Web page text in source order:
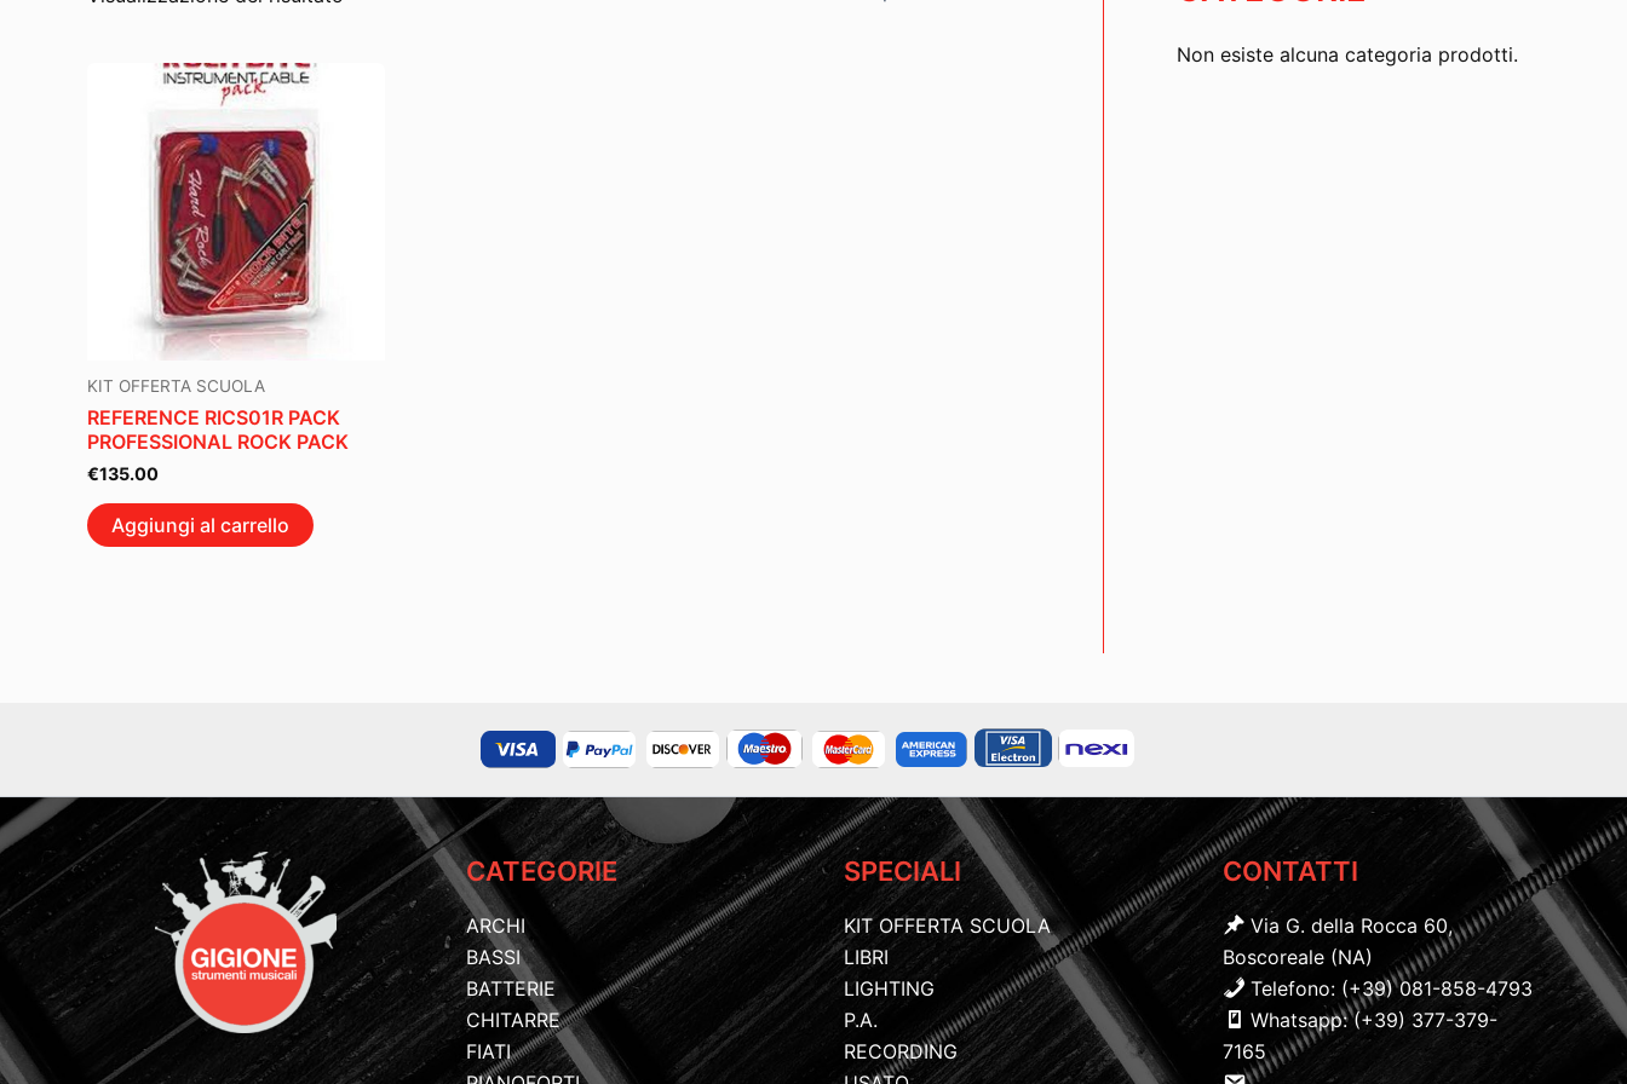
KIT OFFERTA SCUOLA
REFERENCE RICS01R PACK
PROFESSIONAL ROCK PACK
€135.00
Aggiungi al carrello
Non esiste alcuna categoria prodotti.
CATEGORIE
ARCHI
BASSI
BATTERIE
CHITARRE
FIATI
SPECIALI
KIT OFFERTA SCUOLA
LIBRI
LIGHTING
P.A.
RECORDING
CONTATTI
Via G. della Rocca 60,
Boscoreale (NA)
Telefono: (+39) 081-858-4793
Whatsapp: (+39) 377-379-
7165